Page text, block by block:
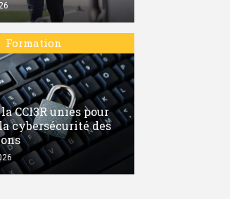
Formation
CCI3R unies pour
cybersécurité des